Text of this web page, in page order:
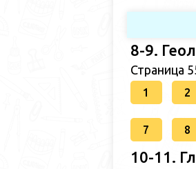
8-9.
Страница
1 2
7 8
10-11.